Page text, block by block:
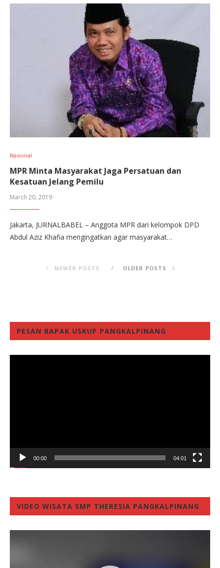
Nasional
MPR Minta Masyarakat Jaga Persatuan dan
Kesatuan Jelang Pemilu
March 20, 2019
Jakarta, JURNALBABEL – Anggota MPR dari kelompok DPD
Abdul Aziz Khafia mengingatkan agar masyarakat…
NEWER POSTS OLDER POSTS
PESAN BAPAK USKUP PANGKALPINANG
00:00 04:01
VIDEO WISATA SMP THERESIA PANGKALPINANG